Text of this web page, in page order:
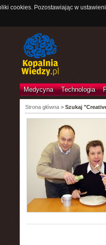
cookies. Pozostawiając w
Medycyna Technologia
Strona główna> Szukaj